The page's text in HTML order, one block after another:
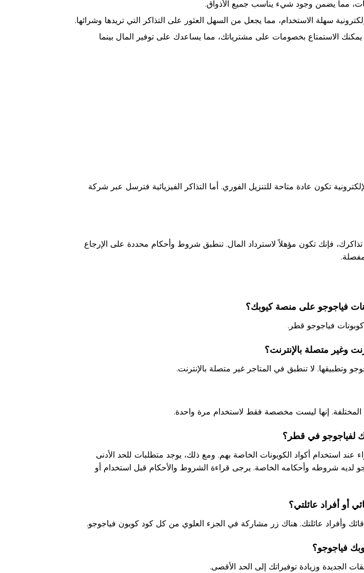
مما يضمن وجود شيء يناسب جميع الأذواق.
سهلة الاستخدام، مما يجعل من السهل العثور على التذاكر التي تريدها وشرائها.
الاستمتاع بخصومات على مشترياتك، مما يساعدك على توفير المال بينما
تكون عادة متاحة للتنزيل الفوري. أما التذاكر الفيزيائية فترسل عبر شركة
أو لم تستلم تذاكرك، فإنك تكون مؤهلاً لاسترداد المال. تنطبق شروط وأحكام محددة على الإرجاع
فياجوجو قطر.
وتطبيقها. لا تنطبق في المتاجر غير متصلة بالإنترنت.
المختلفة. إنها ليست مخصصة فقط لاستخدام مرة واحدة.
عند استخدام أكواد الكوبونات الخاصة بهم. ومع ذلك، يوجد متطلبات للحد الأدنى
لديه شروطه وأحكامه الخاصة. يرجى قراءة الشروط والأحكام قبل استخدام أو
وأفراد عائلتك. هناك زر مشاركة في الجزء العلوي من كل كود كوبون فياجوجو.
الجديدة وزيادة توفيراتك إلى الحد الأقصى.